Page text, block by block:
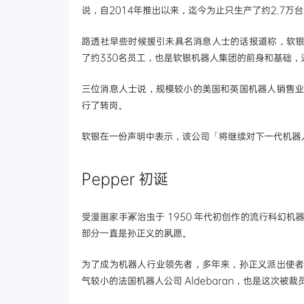
说，自2014年推出以来，迄今为止只生产了约2.7万台
路透社早些时候援引未具名消息人士的话报道称，软
了约330名员工，也是软银机器人集团的前身和基础，
三位消息人士说，规模较小的美国和英国机器人销售
行了转岗。
软银在一份声明中表示，该公司「将继续对下一代机
Pepper 初诞
受漫画家手冢治虫于 1950 年代初创作的流行科幻机
部分一直是孙正义的夙愿。
为了成为机器人行业领先者，多年来，孙正义派出使
气较小的法国机器人公司 Aldebaran，也是这次被